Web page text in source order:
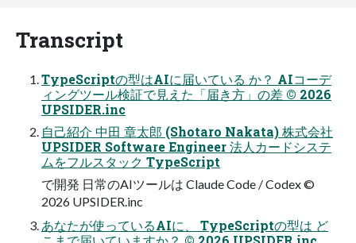
Transcript
TypeScriptの型はAIに届いている か？ AIコーデ
ィングツール検証で見えた「届き方」の差 © 2026
UPSIDER.inc
自己紹介 中田 章太郎 (Shotaro Nakata) 株式会社
UPSIDER Software Engineer 法人カードシステ
ムをフルスタック TypeScript
で開発 日常のAIツールは Claude Code / Codex ©
2026 UPSIDER.inc
あなたが使っているAIに、 TypeScriptの型は ど